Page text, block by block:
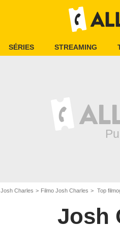
SÉRIES STREAMING
Josh Charles Filmo Josh Charles Top
Josh